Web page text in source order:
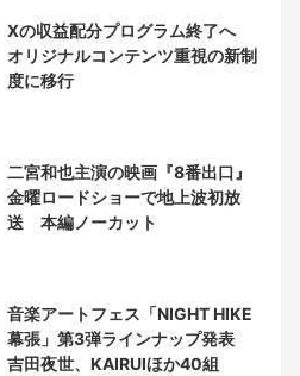
Xの収益配分プログラム終了へ
オリジナルコンテンツ重視の新制
度に移行
二宮和也主演の映画『8番出口』
金曜ロードショーで地上波初放
送 本編ノーカット
音楽アートフェス「NIGHT HIKE
幕張」第3弾ラインナップ発表
吉田夜世、KAIRUIほか40組